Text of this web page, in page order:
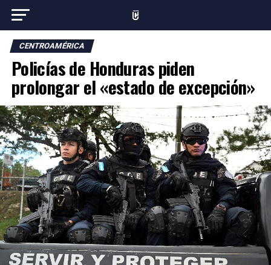
CENTROAMÉRICA
Policías de Honduras piden
prolongar el «estado de excepción»